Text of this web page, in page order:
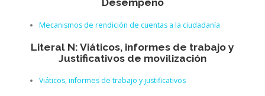
Desempeño
Mecanismos de rendición de cuentas a la ciudadanía
Literal N: Viáticos, informes de trabajo y
Justificativos de movilización
Viáticos, informes de trabajo y justificativos